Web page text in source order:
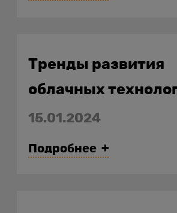
Тренды развития
облачных
15.01.2024
Подробнее